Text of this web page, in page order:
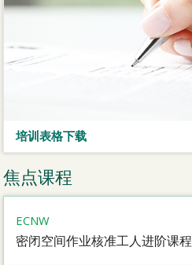
培训表格下载
焦点课程
ECNW
密闭空间作业核准工人进阶课程